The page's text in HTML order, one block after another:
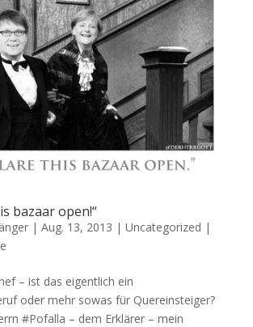
bazaar open!“
| Aug. 13, 2013 | Uncategorized |
– ist das eigentlich ein
oder mehr sowas für Quereinsteiger?
#Pofalla – dem Erklärer – mein